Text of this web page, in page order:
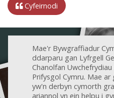
Cyfeirnodi
Mae'r Bywgraffiadur
ddarparu gan Lyfrgell
Chanolfan
Prifysgol Cymru. Mae
yw'n derbyn cymorth
ariannol yn ein helpu i